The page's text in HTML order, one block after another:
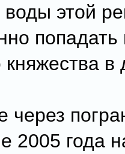
этой
княжества в
через
2005 года